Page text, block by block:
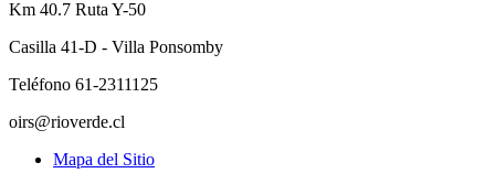
Km 40.7 Ruta Y-50
Casilla 41-D - Villa Ponsomby
Teléfono 61-2311125
oirs@rioverde.cl
Mapa del Sitio